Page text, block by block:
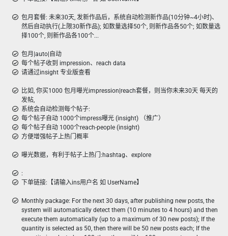
包月套餐: 未来30天, 发新作品后，系统自动检测新作品(10分钟~4小时)、
然后自动执行(上限30新作品); 如数量选择50个, 则新作品各50个; 如数量选
择100个, 则新作品各100个...
包月|auto|自动
每个帖子收到 impression、reach data
请通过insight 专业版查看
比如, 你买1000 包月曝光impression|reach套餐，则当你未来30天 每天的
发帖,
系统会自动检测每个帖子:
每个帖子自动 1000个impress曝光 (insight) （推广）
每个帖子自动 1000个reach-people (insight)
方便增强帖子上热门概率
曝光数据，有利于帖子上热门:hashtag、explore
:
下单链接:【请输入ins用户名 如 UserName】
Monthly package: For the next 30 days, after publishing new posts, the
system will automatically detect them (10 minutes to 4 hours) and then
execute them automatically (up to a maximum of 30 new posts); If the
quantity is selected as 50, then there will be 50 new posts each; If the